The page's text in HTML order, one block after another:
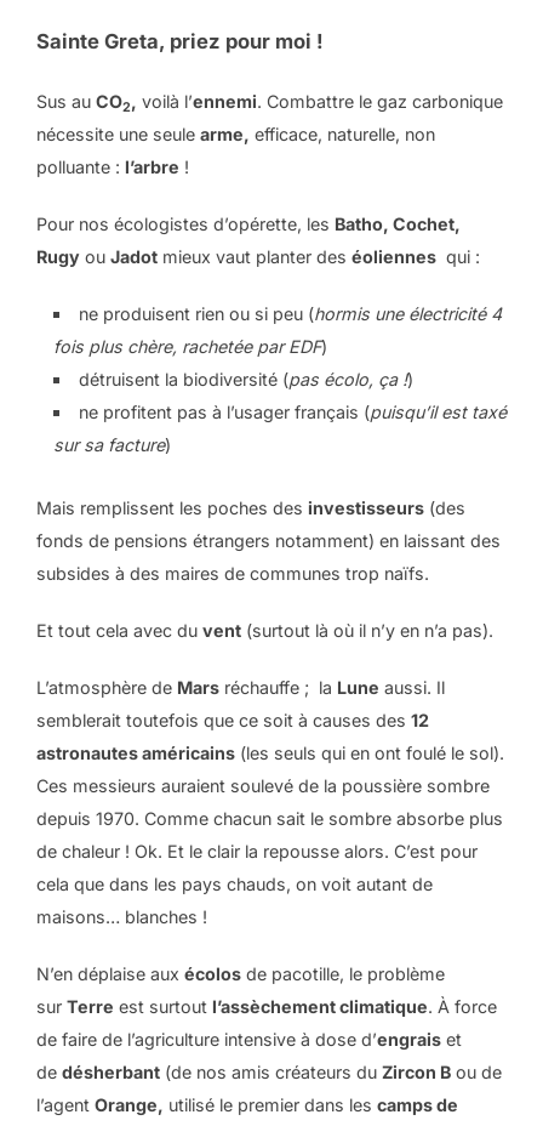
Sainte Greta, priez pour moi !
Sus au CO2, voilà l’ennemi. Combattre le gaz carbonique
nécessite une seule arme, efficace, naturelle, non
polluante : l’arbre !
Pour nos écologistes d’opérette, les Batho, Cochet,
Rugy ou Jadot mieux vaut planter des éoliennes qui :
ne produisent rien ou si peu (hormis une électricité 4
fois plus chère, rachetée par EDF)
détruisent la biodiversité (pas écolo, ça !)
ne profitent pas à l’usager français (puisqu’il est taxé
sur sa facture)
Mais remplissent les poches des investisseurs (des
fonds de pensions étrangers notamment) en laissant des
subsides à des maires de communes trop naïfs.
Et tout cela avec du vent (surtout là où il n’y en n’a pas).
L’atmosphère de Mars réchauffe ; la Lune aussi. Il
semblerait toutefois que ce soit à causes des 12
astronautes américains (les seuls qui en ont foulé le sol).
Ces messieurs auraient soulevé de la poussière sombre
depuis 1970. Comme chacun sait le sombre absorbe plus
de chaleur ! Ok. Et le clair la repousse alors. C’est pour
cela que dans les pays chauds, on voit autant de
maisons… blanches !
N’en déplaise aux écolos de pacotille, le problème
sur Terre est surtout l’assèchement climatique. À force
de faire de l’agriculture intensive à dose d’engrais et
de désherbant (de nos amis créateurs du Zircon B ou de
l’agent Orange, utilisé le premier dans les camps de